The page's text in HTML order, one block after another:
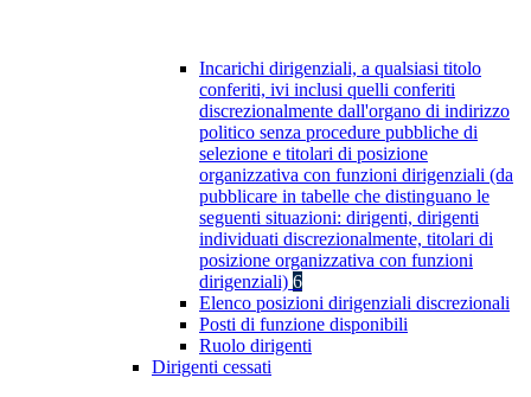
Incarichi dirigenziali, a qualsiasi titolo
conferiti, ivi inclusi quelli conferiti
discrezionalmente dall'organo di indirizzo
politico senza procedure pubbliche di
selezione e titolari di posizione
organizzativa con funzioni dirigenziali (da
pubblicare in tabelle che distinguano le
seguenti situazioni: dirigenti, dirigenti
individuati discrezionalmente, titolari di
posizione organizzativa con funzioni
dirigenziali) 6
Elenco posizioni dirigenziali discrezionali
Posti di funzione disponibili
Ruolo dirigenti
Dirigenti cessati